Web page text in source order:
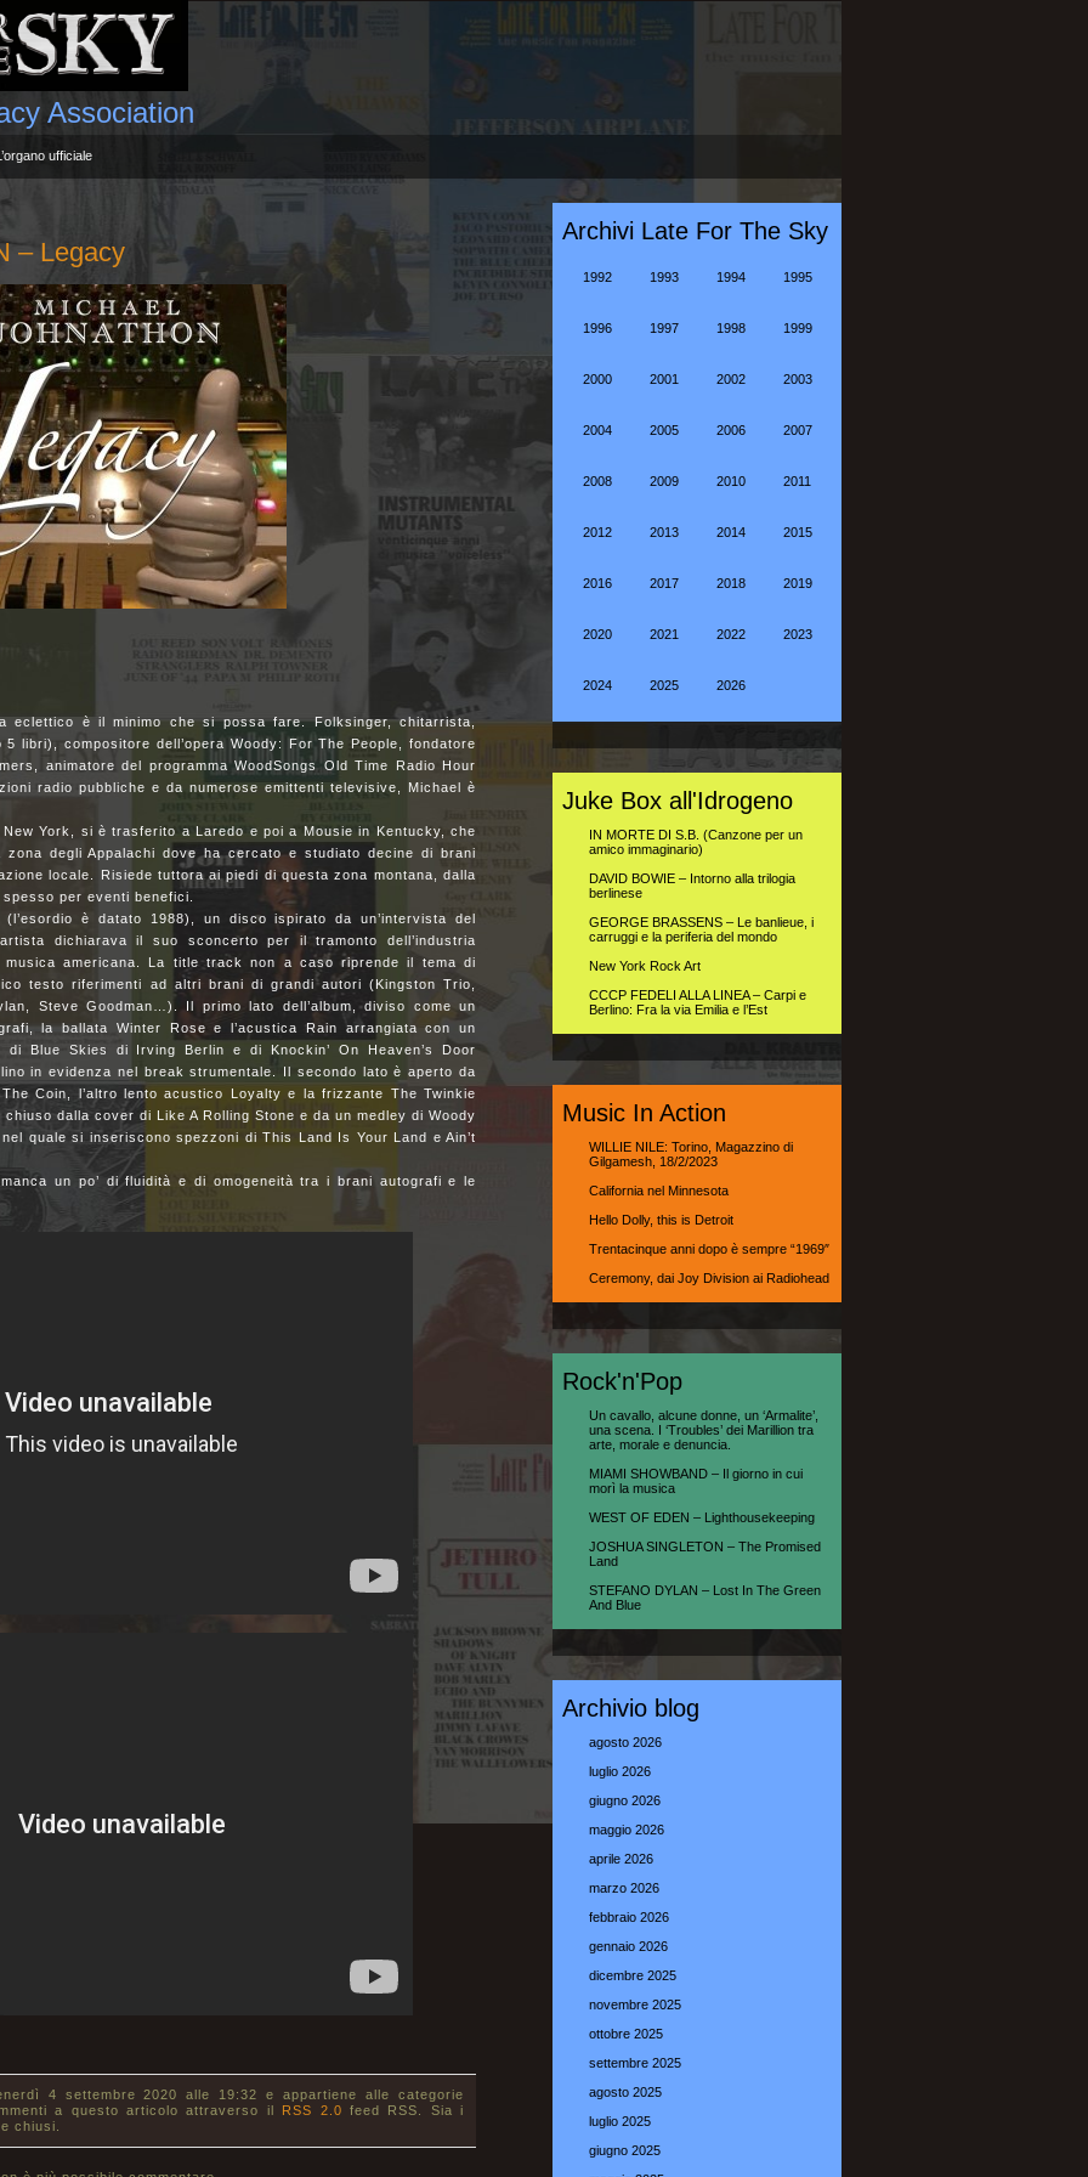
Association
ufficiale
– Legacy
eclettico è il minimo che si possa fare. Folksinger, chitarrista,
libri), compositore dell’opera Woody: For The People, fondatore
animatore del programma WoodSongs Old Time Radio Hour
radio pubbliche e da numerose emittenti televisive, Michael è
York, si è trasferito a Laredo e poi a Mousie in Kentucky, che
degli Appalachi dove ha cercato e studiato decine di brani
locale. Risiede tuttora ai piedi di questa zona montana, dalla
per eventi benefici.
è datato 1988), un disco ispirato da un’intervista del
dichiarava il suo sconcerto per il tramonto dell’industria
musica americana. La title track non a caso riprende il tema di
testo riferimenti ad altri brani di grandi autori (Kingston Trio,
Steve Goodman…). Il primo lato dell’album, diviso come un
la ballata Winter Rose e l’acustica Rain arrangiata con un
di Blue Skies di Irving Berlin e di Knockin’ On Heaven’s Door
in evidenza nel break strumentale. Il secondo lato è aperto da
Coin, l’altro lento acustico Loyalty e la frizzante The Twinkie
dalla cover di Like A Rolling Stone e da un medley di Woody
quale si inseriscono spezzoni di This Land Is Your Land e Ain’t
un po’ di fluidità e di omogeneità tra i brani autografi e le
4 settembre 2020 alle 19:32 e appartiene alle categorie
a questo articolo attraverso il RSS 2.0 feed RSS. Sia i
chiusi.
Archivi Late For The Sky
1992 1993 1994 1995
1996 1997 1998 1999
2000 2001 2002 2003
2004 2005 2006 2007
2008 2009 2010 2011
2012 2013 2014 2015
2016 2017 2018 2019
2020 2021 2022 2023
2024 2025 2026
Juke Box all'Idrogeno
IN MORTE DI S.B. (Canzone per un
amico immaginario)
DAVID BOWIE – Intorno alla trilogia
berlinese
GEORGE BRASSENS – Le banlieue, i
carruggi e la periferia del mondo
New York Rock Art
CCCP FEDELI ALLA LINEA – Carpi e
Berlino: Fra la via Emilia e l’Est
Music In Action
WILLIE NILE: Torino, Magazzino di
Gilgamesh, 18/2/2023
California nel Minnesota
Hello Dolly, this is Detroit
Trentacinque anni dopo è sempre “1969″
Ceremony, dai Joy Division ai Radiohead
Rock'n'Pop
Un cavallo, alcune donne, un ‘Armalite’,
una scena. I ‘Troubles’ dei Marillion tra
arte, morale e denuncia.
MIAMI SHOWBAND – Il giorno in cui
morì la musica
WEST OF EDEN – Lighthousekeeping
JOSHUA SINGLETON – The Promised
Land
STEFANO DYLAN – Lost In The Green
And Blue
Archivio blog
agosto 2026
luglio 2026
giugno 2026
maggio 2026
aprile 2026
marzo 2026
febbraio 2026
gennaio 2026
dicembre 2025
novembre 2025
ottobre 2025
settembre 2025
agosto 2025
luglio 2025
giugno 2025